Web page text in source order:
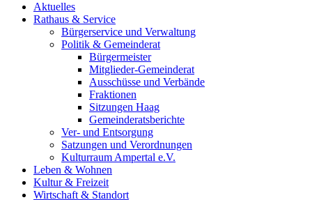
Aktuelles
Rathaus & Service
Bürgerservice und Verwaltung
Politik & Gemeinderat
Bürgermeister
Mitglieder-Gemeinderat
Ausschüsse und Verbände
Fraktionen
Sitzungen Haag
Gemeinderatsberichte
Ver- und Entsorgung
Satzungen und Verordnungen
Kulturraum Ampertal e.V.
Leben & Wohnen
Kultur & Freizeit
Wirtschaft & Standort